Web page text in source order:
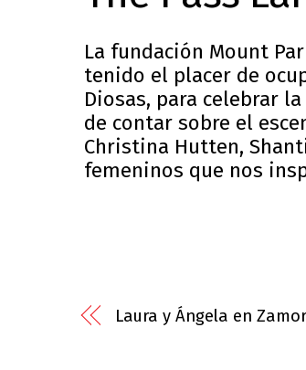
La fundación Mount
tenido el placer de
Diosas, para celebrar
de contar sobre el
Christina Hutten,
femeninos que nos
Laura y Ángela en